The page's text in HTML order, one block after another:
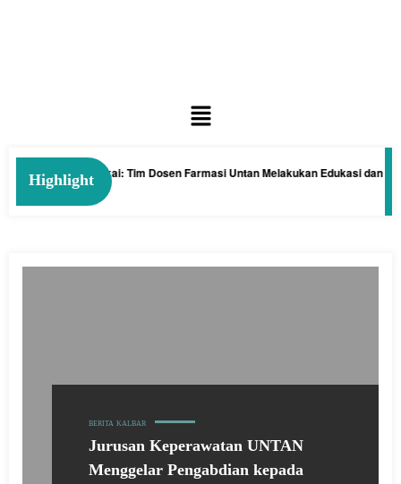
Highlight
Tanaman Kelakai: Tim Dosen Farmasi Untan Melakukan Edukasi dan
BERITA KALBAR
Jurusan Keperawatan UNTAN
Menggelar Pengabdian kepada